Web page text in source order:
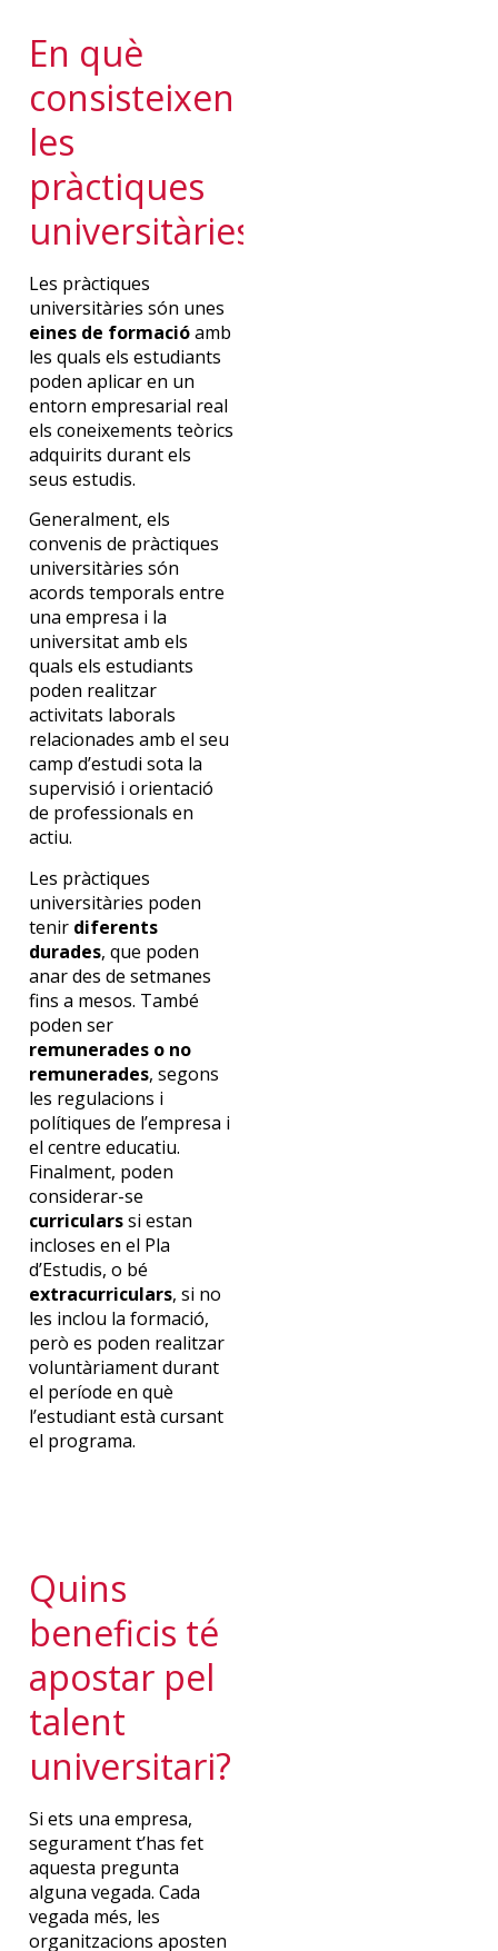
En què
consisteixen
les
pràctiques
universitàries?
Les pràctiques
universitàries són unes
eines de formacióamb
les quals els estudiants
poden aplicar en un
entorn empresarial real
els coneixements teòrics
adquirits durant els
seus estudis.
Generalment, els
convenis de pràctiques
universitàries són
acords temporals entre
una empresa i la
universitat amb els
quals els estudiants
poden realitzar
activitats laborals
relacionades amb el seu
camp d’estudi sota la
supervisió i orientació
de professionals en
actiu.
Les pràctiques
universitàries poden
tenir diferents
durades, que poden
anar des de setmanes
fins a mesos. També
poden ser
remunerades o no
remunerades, segons
les regulacions i
polítiques de l’empresa i
el centre educatiu.
Finalment, poden
considerar-se
curricularssi estan
incloses en el Pla
d’Estudis, o bé
extracurriculars, si no
les inclou la formació,
però es poden realitzar
voluntàriament durant
el període en què
l’estudiant està cursant
el programa.
Quins
beneficis té
apostar pel
talent
universitari?
Si ets una empresa,
segurament t’has fet
aquesta pregunta
alguna vegada. Cada
vegada més, les
organitzacions aposten